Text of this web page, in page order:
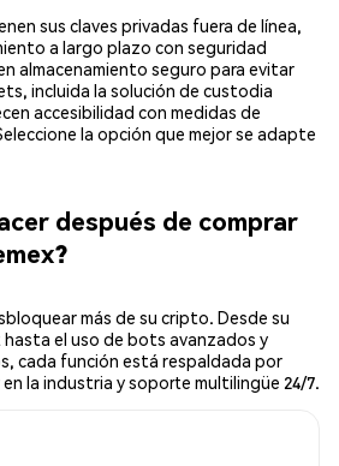
sus claves privadas fuera de línea,
a largo plazo con seguridad
almacenamiento seguro para evitar
incluida la solución de custodia
accesibilidad con medidas de
la opción que mejor se adapte
después de comprar
más de su cripto. Desde su
el uso de bots avanzados y
cada función está respaldada por
la industria y soporte multilingüe 24/7.